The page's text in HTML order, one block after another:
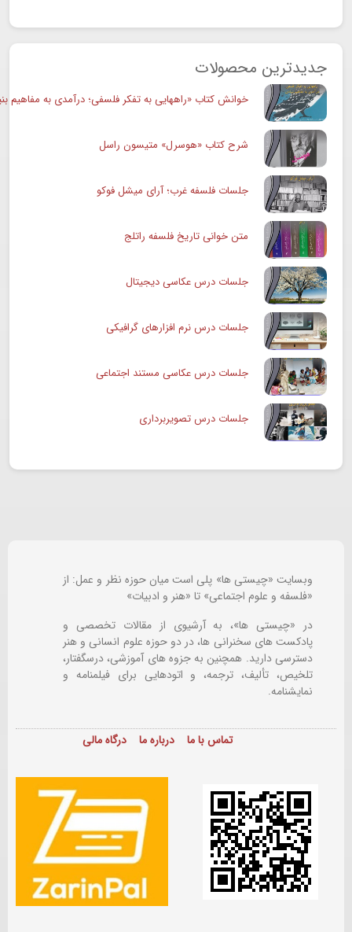
جدیدترین محصولات
خوانش کتاب «راههایی به تفکر فلسفی؛ درآمدی به مفاهیم
شرح کتاب «هوسرل» متیسون راسل
جلسات فلسفه غرب؛ آرای میشل فوکو
متن خوانی تاریخ فلسفه راتلج
جلسات درس عکاسی دیجیتال
جلسات درس نرم افزارهای گرافیکی
جلسات درس عکاسی مستند اجتماعی
جلسات درس تصویربرداری
وبسایت «چیستی ها» پلی است میان حوزه نظر و عمل: از
«فلسفه و علوم اجتماعی» تا «هنر و ادبیات»
در «چیستی ها»، به آرشیوی از مقالات تخصصی و
پادکست های سخنرانی ها، در دو حوزه علوم انسانی و هنر
دسترسی دارید. همچنین به جزوه های آموزشی، درسگفتار،
تلخیص، تألیف، ترجمه، و اتودهایی برایفیلمنامه و
نمایشنامه.
تماس با ما درباره ما درگاه مالی